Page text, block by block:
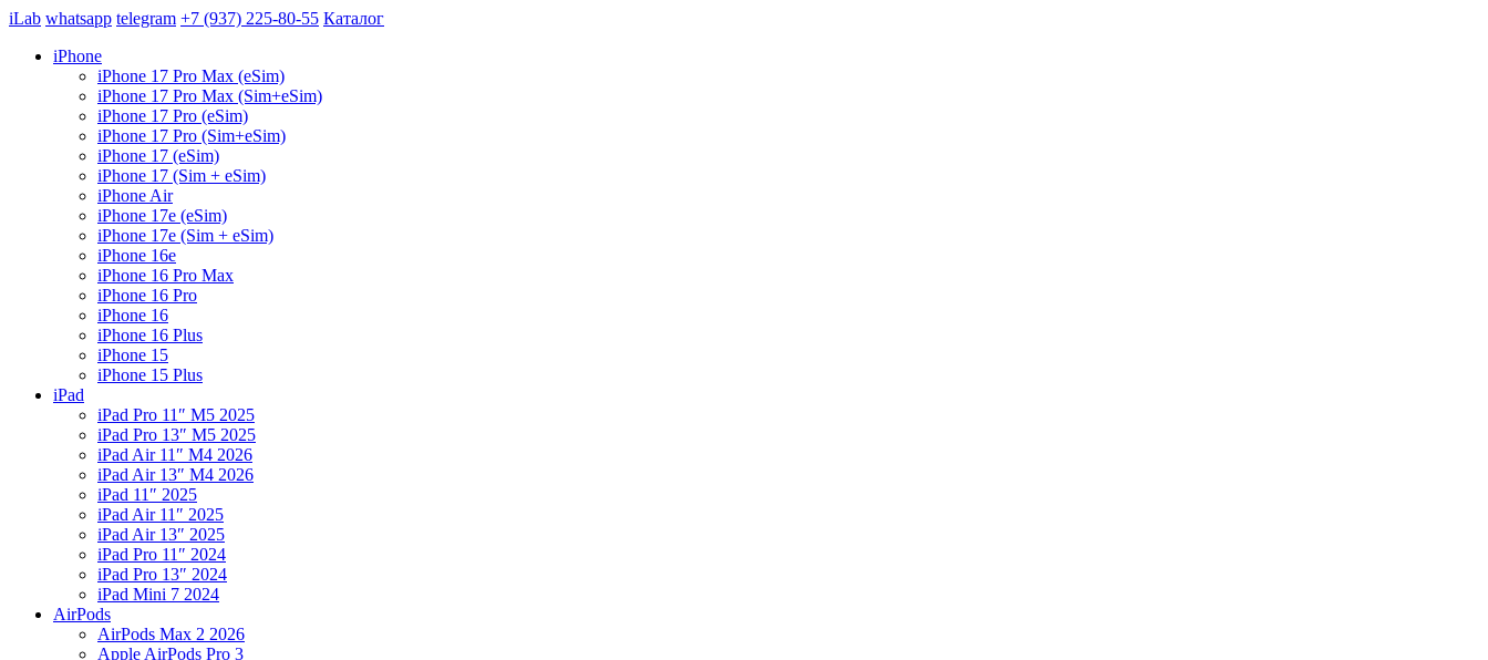
iLab whatsapp telegram +7 (937) 225-80-55 Каталог
iPhone
iPhone 17 Pro Max (eSim)
iPhone 17 Pro Max (Sim+eSim)
iPhone 17 Pro (eSim)
iPhone 17 Pro (Sim+eSim)
iPhone 17 (eSim)
iPhone 17 (Sim + eSim)
iPhone Air
iPhone 17e (eSim)
iPhone 17e (Sim + eSim)
iPhone 16e
iPhone 16 Pro Max
iPhone 16 Pro
iPhone 16
iPhone 16 Plus
iPhone 15
iPhone 15 Plus
iPad
iPad Pro 11″ M5 2025
iPad Pro 13″ M5 2025
iPad Air 11″ M4 2026
iPad Air 13″ M4 2026
iPad 11″ 2025
iPad Air 11″ 2025
iPad Air 13″ 2025
iPad Pro 11″ 2024
iPad Pro 13″ 2024
iPad Mini 7 2024
AirPods
AirPods Max 2 2026
Apple AirPods Pro 3